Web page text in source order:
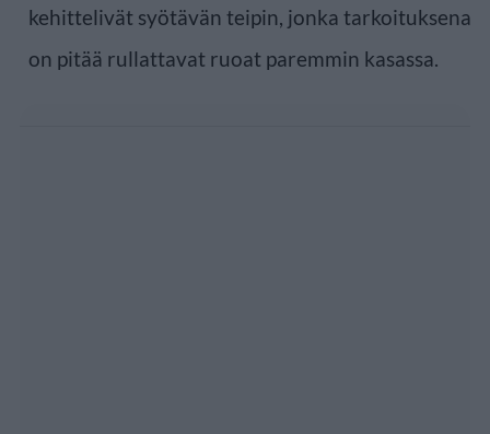
kehittelivät syötävän teipin, jonka tarkoituksena
on pitää rullattavat ruoat paremmin kasassa.